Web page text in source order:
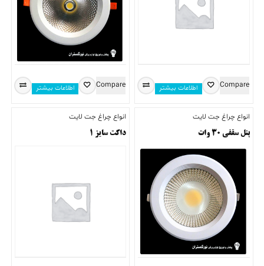
اطلاعات بیشتر Compare اطلاعات بیشتر Compare
انواع چراغ جت لایت
پنل سقفی ۳۰ وات
انواع چراغ جت لایت
داکت سایز ۱